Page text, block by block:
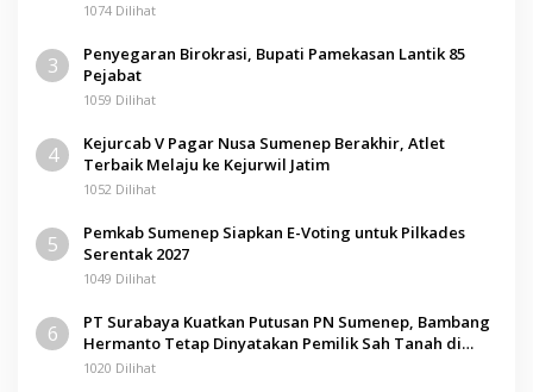
1074 Dilihat
3
Penyegaran Birokrasi, Bupati Pamekasan Lantik 85
Pejabat
1059 Dilihat
4
Kejurcab V Pagar Nusa Sumenep Berakhir, Atlet
Terbaik Melaju ke Kejurwil Jatim
1052 Dilihat
5
Pemkab Sumenep Siapkan E-Voting untuk Pilkades
Serentak 2027
1049 Dilihat
6
PT Surabaya Kuatkan Putusan PN Sumenep, Bambang
Hermanto Tetap Dinyatakan Pemilik Sah Tanah di
Pamolokan
1020 Dilihat